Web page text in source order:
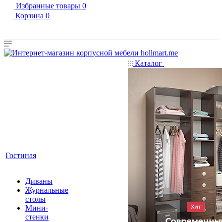
Избранные товары 0
Корзина 0
Гостиная
Диваны
Журнальные
столы
Мини-
стенки
Каталог